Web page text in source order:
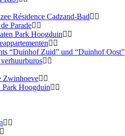
Résidence Cadzand-Bad
Parade
Park Hoogduin
“Duinhof Zuid” und “Duinhof Oost”
Zwinhoeve
Park Hoogduin